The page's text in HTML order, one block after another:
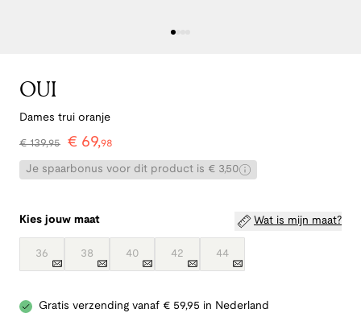
OUI
Dames trui oranje
€139,95 € 69,98
Je spaarbonus voor dit product is € 3,50
Kies jouw maat Wat is mijn maat?
36 38 40 42 44
Gratis verzending vanaf € 59,95 in Nederland